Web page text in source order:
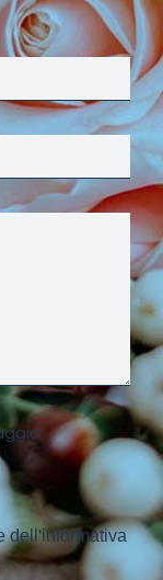
dell'informativa